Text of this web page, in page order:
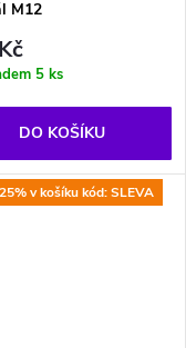
M12
5 ks
DO KOŠÍKU
v košíku kód: SLEVA